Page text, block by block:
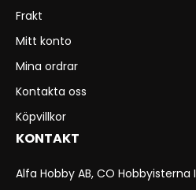
Frakt
Mitt konto
Mina ordrar
Kontakta oss
Köpvillkor
KONTAKT
Alfa Hobby AB, CO